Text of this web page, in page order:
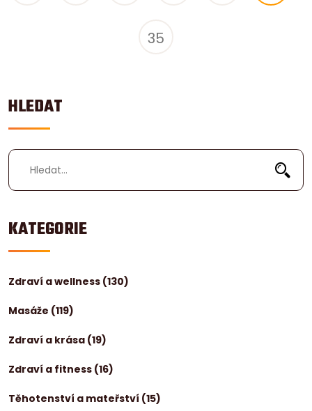
HLEDAT
KATEGORIE
Zdraví a wellness (130)
Masáže (119)
Zdraví a krása (19)
Zdraví a fitness (16)
Těhotenství a mateřství (15)
35